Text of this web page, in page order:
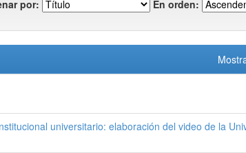
por: En orden:
universitario: elaboración del video de la